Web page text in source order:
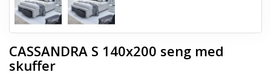
CASSANDRA S 140x200 seng med
skuffer